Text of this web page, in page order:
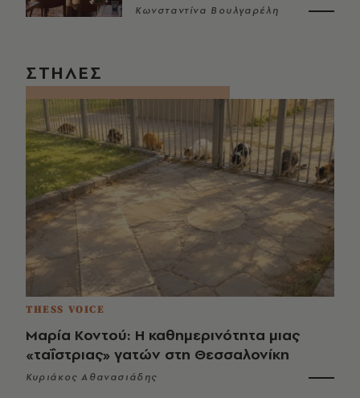
Κωνσταντίνα Βουλγαρέλη
ΣΤΗΛΕΣ
THESS VOICE
Μαρία Κοντού: Η καθημερινότητα μιας
«ταΐστριας» γατών στη Θεσσαλονίκη
Κυριάκος Αθανασιάδης